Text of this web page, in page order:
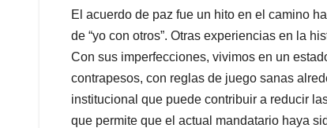
El acuerdo de paz fue un hito en el camino
de “yo con otros”. Otras experiencias en la
Con sus imperfecciones, vivimos en un
contrapesos, con reglas de juego sanas
institucional que puede contribuir a reducir
que permite que el actual mandatario haya